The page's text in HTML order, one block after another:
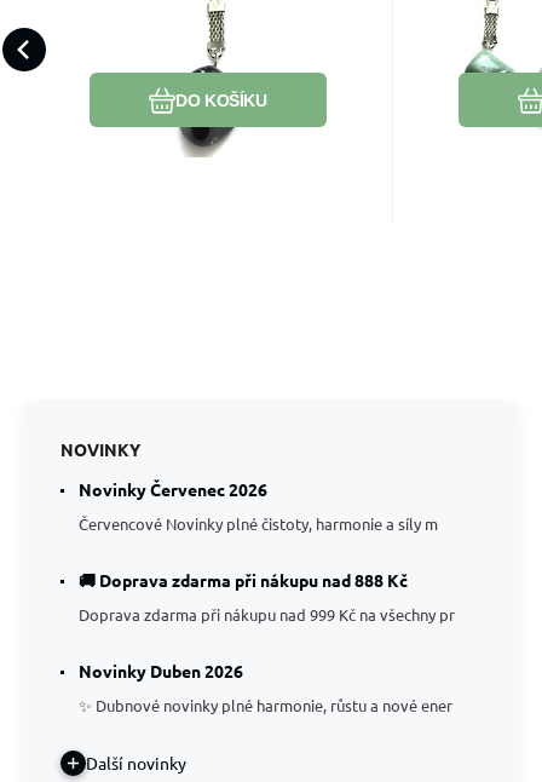
cm, 1 kus,
DO KOŠÍKU
Oblíbený
Porovnat
cm,
a
opravdu
NOVINKY
Novinky Červenec 2026
Červencové Novinky plné čistoty, harmonie a síly m
🚚 Doprava zdarma při nákupu nad 888 Kč
Doprava zdarma při nákupu nad 999 Kč na všechny pr
Novinky Duben 2026
✨ Dubnové novinky plné harmonie, růstu a nové ener
Další novinky